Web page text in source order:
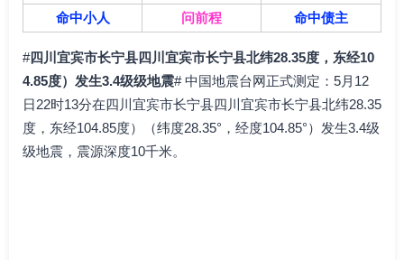
命中小人
问前程 命中债主
#四川宜宾市长宁县四川宜宾市长宁县北纬28.35度，东经10
4.85度）发生3.4级级地震# 中国地震台网正式测定：5月12
日22时13分在四川宜宾市长宁县四川宜宾市长宁县北纬28.35
度，东经104.85度）（纬度28.35°，经度104.85°）发生3.4级
级地震，震源深度10千米。